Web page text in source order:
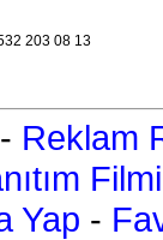
203 08 13
- Reklam
Filmi
Yap -